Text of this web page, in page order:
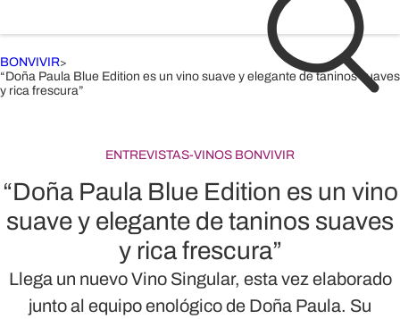
BONVIVIR>
“Doña Paula Blue Edition es un vino suave y elegante de taninos suaves
y rica frescura”
ENTREVISTAS-VINOS BONVIVIR
“Doña Paula Blue Edition es un vino
suave y elegante de taninos suaves
y rica frescura”
Llega un nuevo Vino Singular, esta vez elaborado
junto al equipo enológico de Doña Paula. Su